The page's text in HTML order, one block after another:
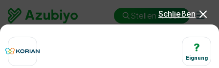
Stellen finden
Ausbildung
Schließen
?
Eignung